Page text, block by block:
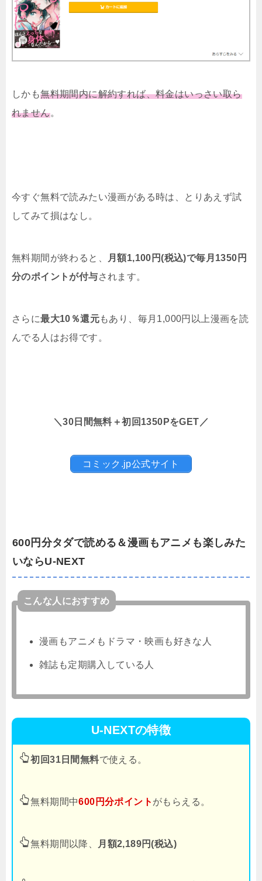
しかも無料期間内に解約すれば、料金はいっさい取ら
れません。
今すぐ無料で読みたい漫画がある時は、とりあえず試
してみて損はなし。
無料期間が終わると、
月額1,100円(税込)で毎月1350円
分のポイントが付与されます。
さらに最大10％還元もあり、毎月1,000円以上漫画を読
んでる人はお得です。
＼30日間無料＋初回1350PをGET／
コミック.jp公式サイト
600円分タダで読める＆漫画もアニメも楽しみた
いならU-NEXT
こんな人におすすめ
漫画もアニメもドラマ・映画も好きな人
雑誌も定期購入している人
U-NEXTの特徴
初回31日間無料で使える。
無料期間中600円分ポイント がもらえる。
無料期間以降、 月額2,189円(税込)